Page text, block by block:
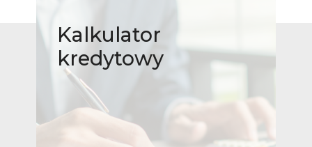
Kalkulator
kredytowy